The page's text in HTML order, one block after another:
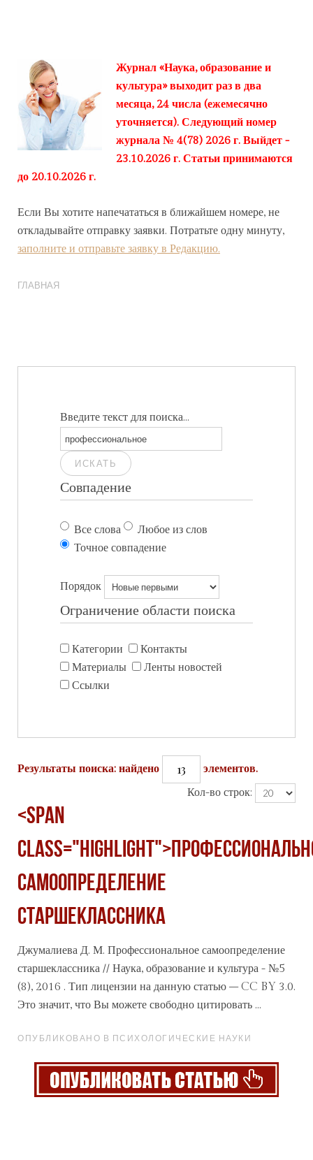
Журнал «Наука, образование и
культура» выходит раз в два
месяца, 24 числа (ежемесячно
уточняется). Следующий номер
журнала № 4(78) 2026 г. Выйдет -
23.10.2026 г. Статьи принимаются
до 20.10.2026 г.
Если Вы хотите напечататься в ближайшем номере, не
откладывайте отправку заявки. Потратьте одну минуту,
заполните и отправьте заявку в Редакцию.
ГЛАВНАЯ
Введите текст для поиска...
ИСКАТЬ
Совпадение
Все слова
Любое из слов
Точное совпадение
Порядок
Ограничение области поиска
Категории
Контакты
Материалы
Ленты новостей
Ссылки
Результаты поиска: найдено 13
элементов.
Кол-во строк:
<span
самоопределение
старшеклассника
Джумалиева Д. М. Профессиональное самоопределение
старшеклассника // Наука, образование и культура - №5
(8), 2016 . Тип лицензии на данную статью – CC BY 3.0.
Это значит, что Вы можете свободно цитировать ...
ОПУБЛИКОВАНО В ПСИХОЛОГИЧЕСКИЕ НАУКИ